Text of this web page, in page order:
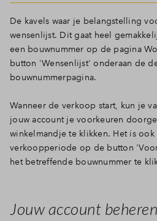
De kavels waar je belangstelling
wensenlijst. Dit gaat heel
een bouwnummer op de pagina
button 'Wensenlijst' onderaan de
bouwnummerpagina.
Wanneer de verkoop start, kun je
jouw account je voorkeuren
winkelmandje te klikken. Het is
verkoopperiode op de button
het betreffende bouwnummer te
Jouw account beheren